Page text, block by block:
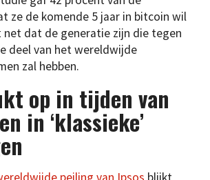
ze de komende 5 jaar in bitcoin wil
net dat de generatie zijn die tegen
deel van het wereldwijde
zal hebben.
op in tijden van
in ‘klassieke’